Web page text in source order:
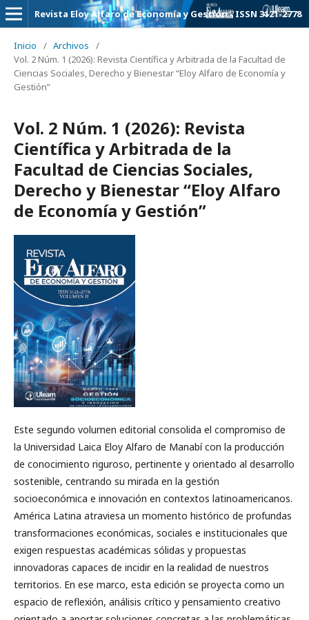
Revista Eloy Alfaro de Economía y Gestión - ISSN 3121-2778
Inicio / Archivos
/
Vol. 2 Núm. 1 (2026): Revista Científica y Arbitrada de la Facultad de
Ciencias Sociales, Derecho y Bienestar “Eloy Alfaro de Economía y
Gestión”
Vol. 2 Núm. 1 (2026): Revista
Científica y Arbitrada de la
Facultad de Ciencias Sociales,
Derecho y Bienestar “Eloy Alfaro
de Economía y Gestión”
Este segundo volumen editorial consolida el compromiso de
la Universidad Laica Eloy Alfaro de Manabí con la producción
de conocimiento riguroso, pertinente y orientado al desarrollo
sostenible, centrando su mirada en la gestión
socioeconómica e innovación en contextos latinoamericanos.
América Latina atraviesa un momento histórico de profundas
transformaciones económicas, sociales e institucionales que
exigen respuestas académicas sólidas y propuestas
innovadoras capaces de incidir en la realidad de nuestros
territorios. En ese marco, esta edición se proyecta como un
espacio de reflexión, análisis crítico y pensamiento creativo